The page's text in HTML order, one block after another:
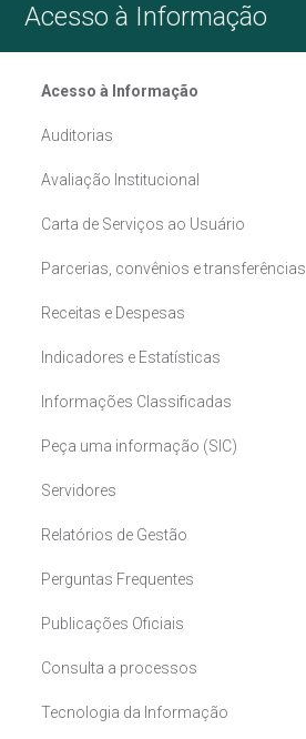
Acesso à Informação
Acesso à Informação
Auditorias
Avaliação Institucional
Carta de Serviços ao Usuário
Parcerias, convênios e transferências
Receitas e Despesas
Indicadores e Estatísticas
Informações Classificadas
Peça uma informação (SIC)
Servidores
Relatórios de Gestão
Perguntas Frequentes
Publicações Oficiais
Consulta a processos
Tecnologia da Informação